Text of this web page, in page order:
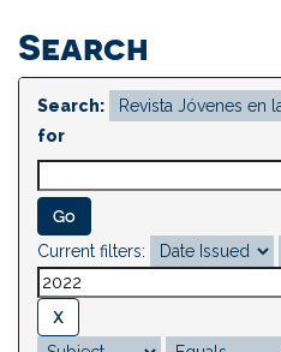
Search
Search:
for
Current filters: